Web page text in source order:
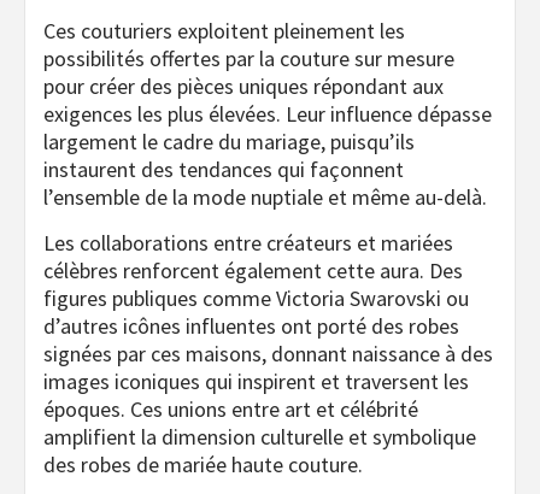
Ces couturiers exploitent pleinement les
possibilités offertes par la couture sur mesure
pour créer des pièces uniques répondant aux
exigences les plus élevées. Leur influence dépasse
largement le cadre du mariage, puisqu’ils
instaurent des tendances qui façonnent
l’ensemble de la mode nuptiale et même au-delà.
Les collaborations entre créateurs et mariées
célèbres renforcent également cette aura. Des
figures publiques comme Victoria Swarovski ou
d’autres icônes influentes ont porté des robes
signées par ces maisons, donnant naissance à des
images iconiques qui inspirent et traversent les
époques. Ces unions entre art et célébrité
amplifient la dimension culturelle et symbolique
des robes de mariée haute couture.